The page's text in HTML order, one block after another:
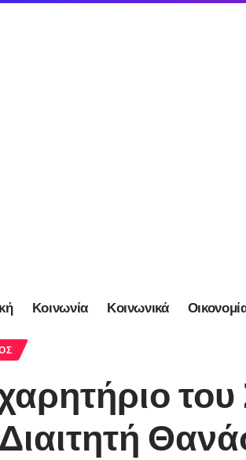
Κοινωνία Κοινωνικά